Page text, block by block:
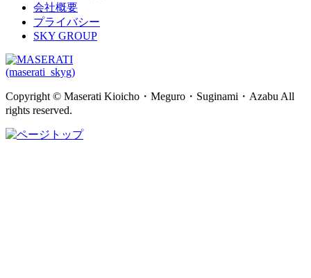
会社概要
プライバシー
SKY GROUP
(maserati_skyg)
Copyright © Maserati Kioicho・Meguro・Suginami・Azabu All
rights reserved.